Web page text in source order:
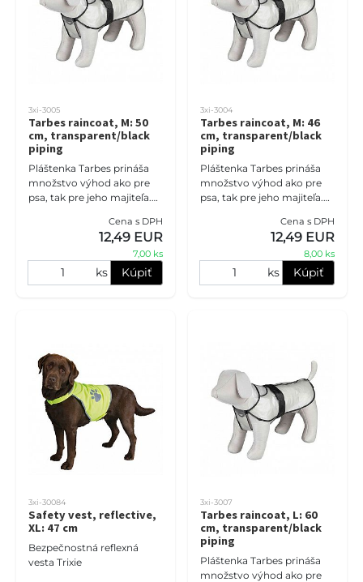
3xi-3005
Tarbes raincoat, M: 50
cm, transparent/black
piping
Pláštenka Tarbes prináša
množstvo výhod ako pre
psa, tak pre jeho majiteľa.
vychádza v ústrety ich
potrebám počas
Cena s DPH
12,49 EUR
7,00 ks
ks Kúpiť
3xi-3004
Tarbes raincoat, M: 46
cm, transparent/black
piping
Pláštenka Tarbes prináša
množstvo výhod ako pre
psa, tak pre jeho majiteľa.
vychádza v ústrety ich
potrebám počas
Cena s DPH
12,49 EUR
8,00 ks
ks Kúpiť
3xi-30084
Safety vest, reflective,
XL: 47 cm
Bezpečnostná reflexná
vesta Trixie
3xi-3007
Tarbes raincoat, L: 60
cm, transparent/black
piping
Pláštenka Tarbes prináša
množstvo výhod ako pre